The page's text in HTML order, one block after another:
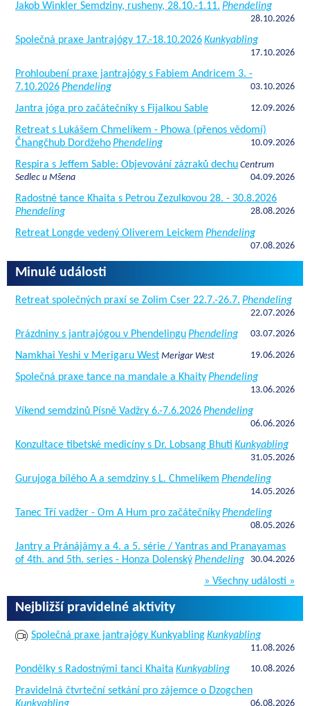
Jakob Winkler Semdziny, rusheny, 28.10.-1.11. Phendeling
28.10.2026
Společná praxe Jantrajógy 17.-18.10.2026Kunkyabling
17.10.2026
Prohloubení praxe jantrajógy s Fabiem Andricem 3. -
7.10.2026Phendeling 03.10.2026
Jantra jóga pro začátečníky s Fijalkou Sable 12.09.2026
Retreat s Lukášem Chmelíkem - Phowa (přenos vědomí)
Čhangčhub DordžehoPhendeling 10.09.2026
Respira s Jeffem Sable: Objevování zázraků dechu Centrum
Sedlec u Mšena
04.09.2026
Radostné tance Khaita s Petrou Zezulkovou 28. - 30.8.2026
Phendeling
28.08.2026
Retreat Longde vedený Oliverem Leickem Phendeling
07.08.2026
Minulé události
Retreat společných praxí se Zolim Cser 22.7.-26.7. Phendeling
22.07.2026
Prázdniny s jantrajógou v PhendelinguPhendeling 03.07.2026
Namkhai Yeshi v Merigaru West Merigar West 19.06.2026
Společná praxe tance na mandale a KhaityPhendeling
13.06.2026
Víkend semdzinů Písně Vadžry 6.-7.6.2026Phendeling
06.06.2026
Konzultace tibetské medicíny s Dr. Lobsang Bhuti Kunkyabling
31.05.2026
Gurujoga bílého A a semdziny s L. Chmelíkem Phendeling
14.05.2026
Tanec Tří vadžer - Om A Hum pro začátečníkyPhendeling
08.05.2026
Jantry a Pránájámy a 4. a 5. série / Yantras and Pranayamas
of 4th. and 5th. series - Honza DolenskýPhendeling 30.04.2026
» Všechny události »
Nejbližší pravidelné aktivity
Společná praxe jantrajógy KunkyablingKunkyabling
11.08.2026
Pondělky s Radostnými tanci Khaita Kunkyabling 10.08.2026
Pravidelná čtvrteční setkání pro zájemce o Dzogchen
06.08.2026